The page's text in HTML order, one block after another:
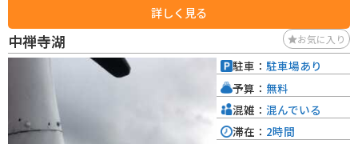
は渓谷の色彩が美しく人気です。滝のすぐそばには茶屋があり、上から滝を
眺められる展望スポットとしても人気があります。駐車場が整備されている
ためバイクでも訪れやすく、周辺には中禅寺湖や戦場ヶ原などツーリングに
最適な景勝地がそろっています。
詳しく見る
中禅寺湖 お気に入り
駐車： 駐車場あり
予算： 無料
混雑： 混んでいる
滞在： 2時間